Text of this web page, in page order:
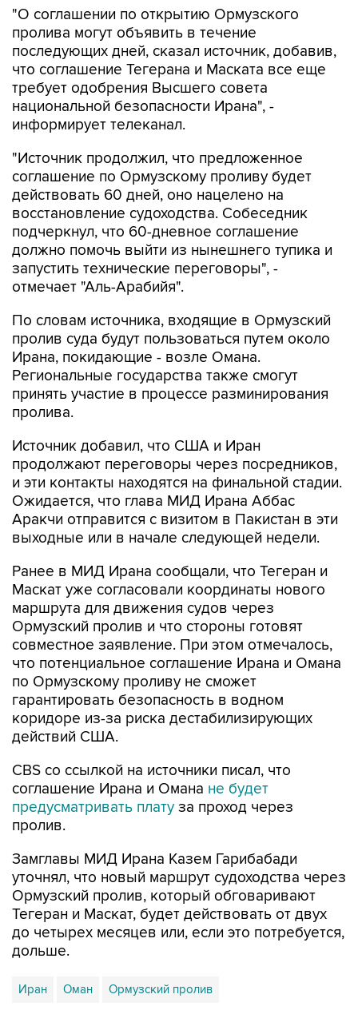
"О соглашении по открытию Ормузского
пролива могут объявить в течение
последующих дней, сказал источник, добавив,
что соглашение Тегерана и Маската все еще
требует одобрения Высшего совета
национальной безопасности Ирана", -
информирует телеканал.
"Источник продолжил, что предложенное
соглашение по Ормузскому проливу будет
действовать 60 дней, оно нацелено на
восстановление судоходства. Собеседник
подчеркнул, что 60-дневное соглашение
должно помочь выйти из нынешнего тупика и
запустить технические переговоры", -
отмечает "Аль-Арабийя".
По словам источника, входящие в Ормузский
пролив суда будут пользоваться путем около
Ирана, покидающие - возле Омана.
Региональные государства также смогут
принять участие в процессе разминирования
пролива.
Источник добавил, что США и Иран
продолжают переговоры через посредников,
и эти контакты находятся на финальной стадии.
Ожидается, что глава МИД Ирана Аббас
Аракчи отправится с визитом в Пакистан в эти
выходные или в начале следующей недели.
Ранее в МИД Ирана сообщали, что Тегеран и
Маскат уже согласовали координаты нового
маршрута для движения судов через
Ормузский пролив и что стороны готовят
совместное заявление. При этом отмечалось,
что потенциальное соглашение Ирана и Омана
по Ормузскому проливу не сможет
гарантировать безопасность в водном
коридоре из-за риска дестабилизирующих
действий США.
CBS со ссылкой на источники писал, что
соглашение Ирана и Омана не будет
предусматривать плату за проход через
пролив.
Замглавы МИД Ирана Казем Гарибабади
уточнял, что новый маршрут судоходства через
Ормузский пролив, который обговаривают
Тегеран и Маскат, будет действовать от двух
до четырех месяцев или, если это потребуется,
дольше.
Иран Оман Ормузский пролив